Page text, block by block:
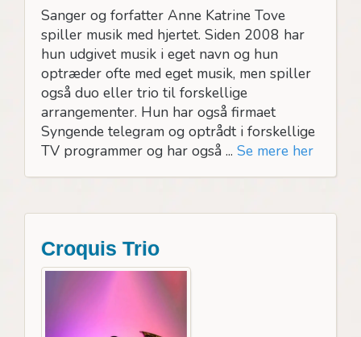
Sanger og forfatter Anne Katrine Tove
spiller musik med hjertet. Siden 2008 har
hun udgivet musik i eget navn og hun
optræder ofte med eget musik, men spiller
også duo eller trio til forskellige
arrangementer. Hun har også firmaet
Syngende telegram og optrådt i forskellige
TV programmer og har også ... Se mere her
Croquis Trio